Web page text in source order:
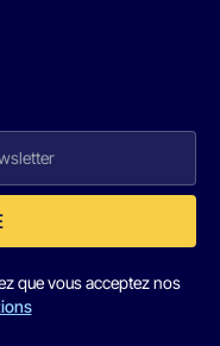
que vous acceptez nos